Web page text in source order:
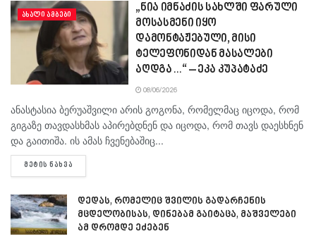
ᲐᲮᲐᲚᲘ ᲐᲛᲑᲔᲑᲘ
„ნია იმნაძის სახლში ფარული
მოსასმენი იყო
დამონტაჟებული, მისი
ტელეფონიდან მასალები
აღდგა…“ – ეკა კუპატაძე
08/06/2026
ანასტასია ბერუაშვილი არის გოგონა, რომელმაც იცოდა, რომ
გიგაზე თავდასხმას აპირებდნენ და იცოდა, რომ თავს დაესხნენ
და გაითიშა. ის ამას ჩვენებაშიც...
ᲛᲔᲢᲘᲡ ᲜᲐᲮᲕᲐ
დედას, რომელიც შვილის გადარჩენის
მცდელობისას, დინებამ გაიტაცა, მაშველები
ამ დრომდე ეძებენ